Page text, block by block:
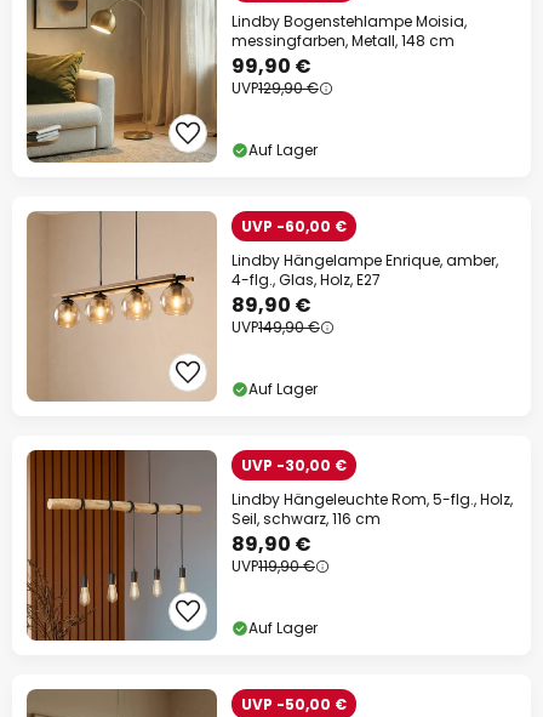
Lindby Bogenstehlampe Moisia,
messingfarben, Metall, 148 cm
99,90 €
UVP129,90 €
Auf Lager
UVP -60,00 €
Lindby Hängelampe Enrique, amber,
4-flg., Glas, Holz, E27
89,90 €
UVP149,90 €
Auf Lager
UVP -30,00 €
Lindby Hängeleuchte Rom, 5-flg., Holz,
Seil, schwarz, 116 cm
89,90 €
UVP119,90 €
Auf Lager
UVP -50,00 €